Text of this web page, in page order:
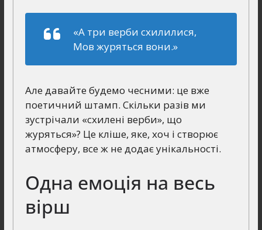
«А три верби схилилися,
Мов журяться вони.»
Але давайте будемо чесними: це вже
поетичний штамп. Скільки разів ми
зустрічали «схилені верби», що
журяться»? Це кліше, яке, хоч і створює
атмосферу, все ж не додає унікальності.
Одна емоція на весь
вірш